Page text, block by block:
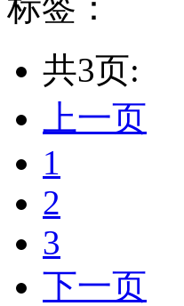
共3页:
上一页
1
2
3
下一页